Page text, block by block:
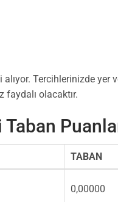
Tercihlerinizde yer
faydalı olacaktır.
TABAN
0,00000